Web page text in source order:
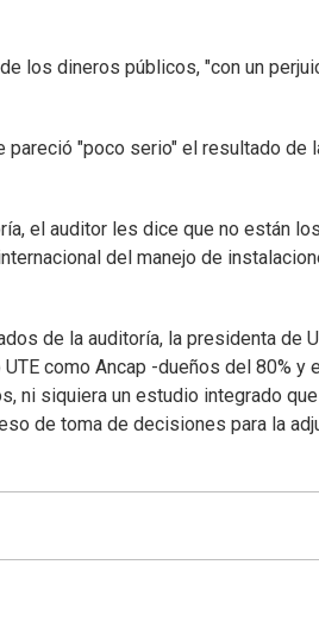
los dineros públicos, "con un
pareció "poco serio" el resultado de
el auditor les dice que no están
del manejo de
de la auditoría, la presidenta de
como Ancap -dueños del 80% y
ni siquiera un estudio integrado
de toma de decisiones para la